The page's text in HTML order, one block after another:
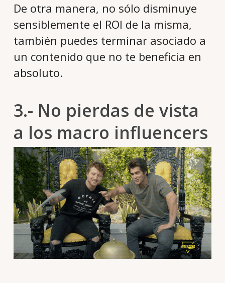
De otra manera, no sólo disminuye
sensiblemente el ROI de la misma,
también puedes terminar asociado a
un contenido que no te beneficia en
absoluto.
3.- No pierdas de vista
a los macro influencers